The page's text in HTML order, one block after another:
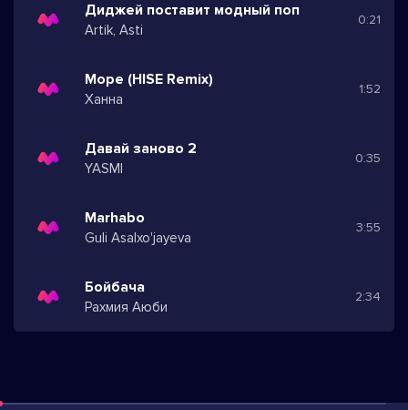
Диджей поставит модный поп
Artik, Asti
0:21
Море (HISE Remix)
Ханна
1:52
Давай заново 2
YASMI
0:35
Marhabo
Guli Asalxo'jayeva
3:55
Бойбача
Рахмия Аюби
2:34